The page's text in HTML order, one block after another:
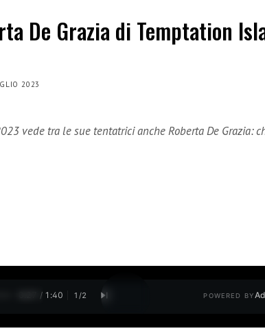
De Grazia di Temptation
2023
vede tra le sue tentatrici anche Roberta De Grazia:
0:28 / 1:40 1 /2 POWERED BY